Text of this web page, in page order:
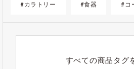
#カラトリー #食器 #コ
すべての商品タグ